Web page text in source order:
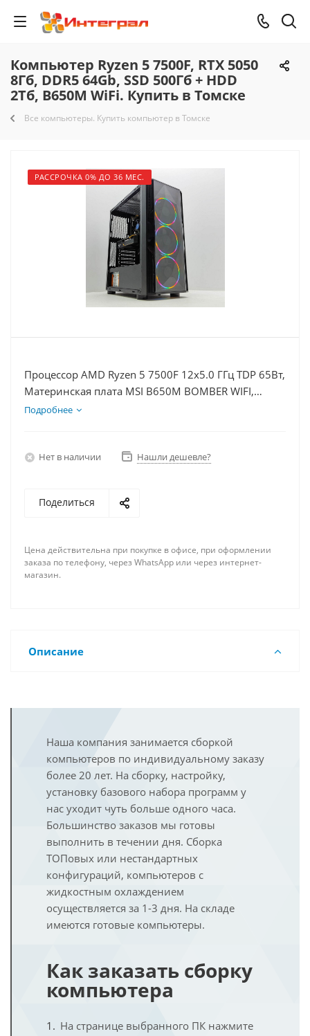
Компьютер Ryzen 5 7500F, RTX 5050
8Гб, DDR5 64Gb, SSD 500Гб + HDD
2Тб, B650M WiFi. Купить в Томске
Все компьютеры. Купить компьютер в Томске
РАССРОЧКА 0% ДО 36 МЕС.
Процессор AMD Ryzen 5 7500F 12x5.0 ГГц TDP 65Вт,
Материнская плата MSI B650M BOMBER WIFI,
Видеокарта RTX 5050 8Гб, Память DDR5 64Gb,
Подробнее
Нет в наличии Нашли дешевле?
Поделиться
Цена действительна при покупке в офисе, при оформлении
заказа по телефону, через WhatsApp или через интернет-
магазин.
Описание
Наша компания занимается сборкой
компьютеров по индивидуальному заказу
более 20 лет. На сборку, настройку,
установку базового набора программ у
нас уходит чуть больше одного часа.
Большинство заказов мы готовы
выполнить в течении дня. Сборка
ТОПовых или нестандартных
конфигураций, компьютеров с
жидкостным охлаждением
осуществляется за 1-3 дня. На складе
имеются готовые компьютеры.
Как заказать сборку
компьютера
На странице выбранного ПК нажмите